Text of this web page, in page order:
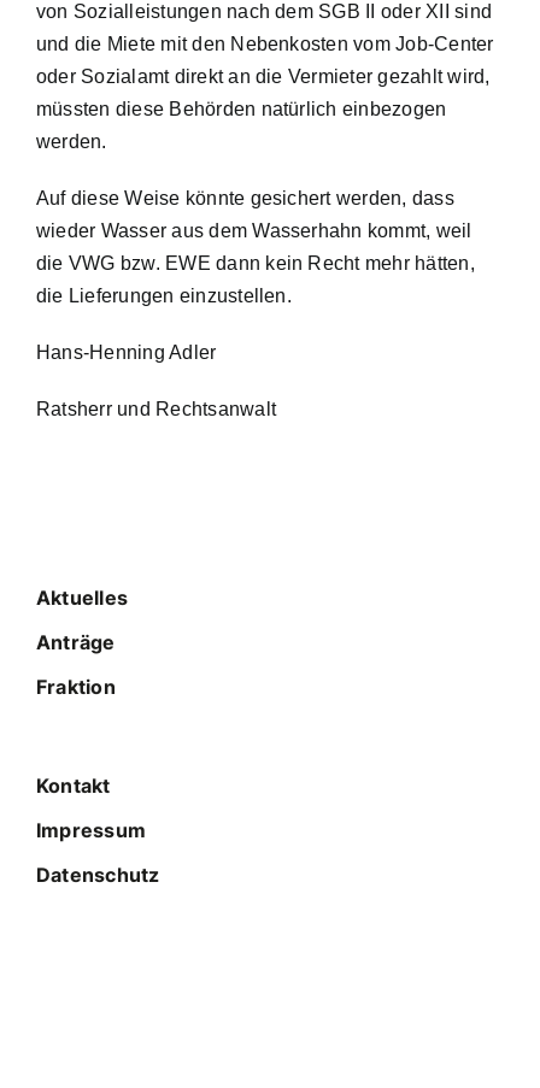
von Sozialleistungen nach dem SGB II oder XII sind
und die Miete mit den Nebenkosten vom Job-Center
oder Sozialamt direkt an die Vermieter gezahlt wird,
müssten diese Behörden natürlich einbezogen
werden.
Auf diese Weise könnte gesichert werden, dass
wieder Wasser aus dem Wasserhahn kommt, weil
die VWG bzw. EWE dann kein Recht mehr hätten,
die Lieferungen einzustellen.
Hans-Henning Adler
Ratsherr und Rechtsanwalt
Aktuelles
Anträge
Fraktion
Kontakt
Impressum
Datenschutz